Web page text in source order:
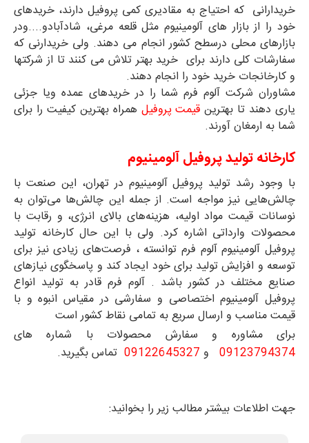
خریدارانی که احتیاج به مقادیری کمی پروفیل دارند، خریدهای
خود را از بازار های آلومینیوم مثل قلعه مرغی، شادآبادو....ودر
بازارهای محلی درسطح کشور انجام می دهند. ولی خریدارنی که
سفارشات کلی دارند برای خرید بهتر تلاش می کنند تا از شرکتها
و کارخانجات خرید خود را انجام دهند.
مشاوران شرکت آلوم فرم شما را در خریدهای عمده ویا جزئی
یاری دهند تا بهترین قیمت پروفیل همراه بهترین کیفیت را برای
شما به ارمغان آورند.
کارخانه تولید پروفیل آلومینیوم
با وجود رشد تولید پروفیل آلومینیوم در تهران، این صنعت با
چالش‌هایی نیز مواجه است. از جمله این چالش‌ها می‌توان به
نوسانات قیمت مواد اولیه، هزینه‌های بالای انرژی، و رقابت با
محصولات وارداتی اشاره کرد. ولی با این حال کارخانه تولید
پروفیل آلومینیوم آلوم فرم توانسته ، فرصت‌های زیادی نیز برای
توسعه و افزایش تولید برای خود ایجاد کند و پاسخگوی نیازهای
صنایع مختلف در کشور باشد . آلوم فرم قادر به تولید انواع
پروفیل آلومینیوم اختصاصی و سفارشی در مقیاس انبوه و با
قیمت مناسب و ارسال سریع به تمامی نقاط کشور است
برای مشاوره و سفارش محصولات با شماره های
09123794374 و 09122645327 تماس بگیرید.
جهت اطلاعات بیشتر مطالب زیر را بخوانید: